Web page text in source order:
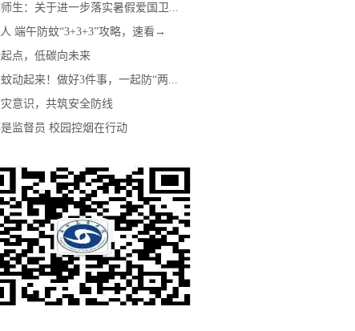
生：关于进一步落实暑假爱国卫...
端午防蚊“3+3+3”攻略，速看→
点，低碳向未来
动起来！做好3件事，一起防“两...
意识，共筑安全防线
监督员 校园控烟在行动